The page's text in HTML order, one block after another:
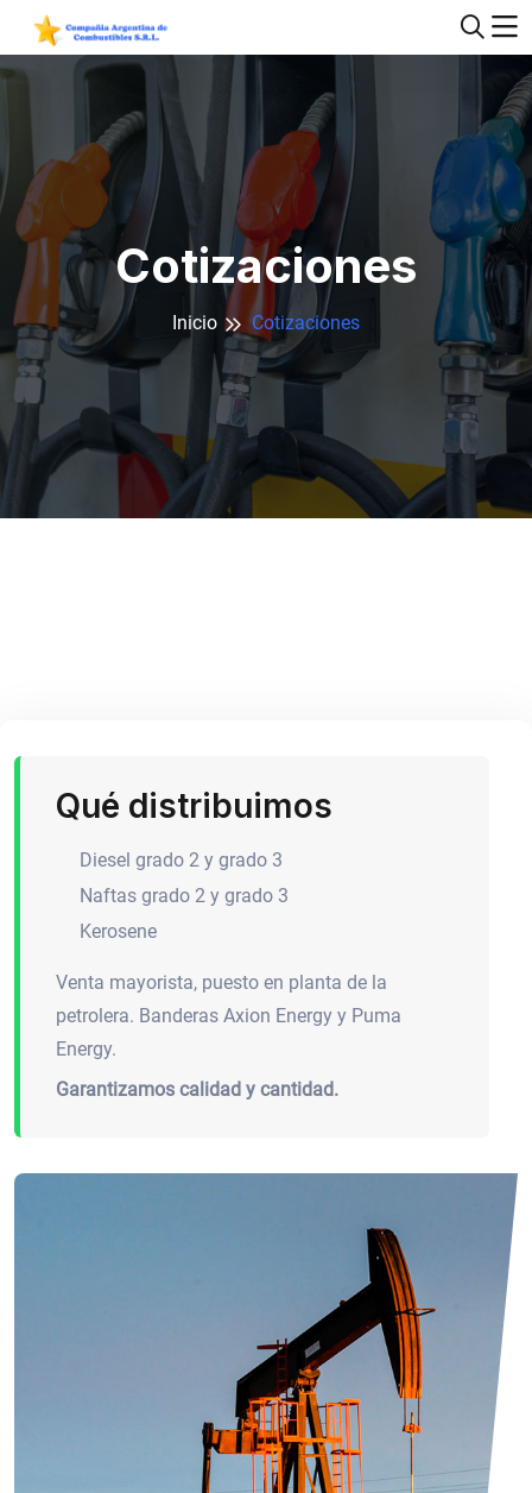
Cotizaciones
Inicio Cotizaciones
Qué distribuimos
Diesel grado 2 y grado 3
Naftas grado 2 y grado 3
Kerosene
Venta mayorista, puesto en planta de la
petrolera. Banderas Axion Energy y Puma
Energy.
Garantizamos calidad y cantidad.